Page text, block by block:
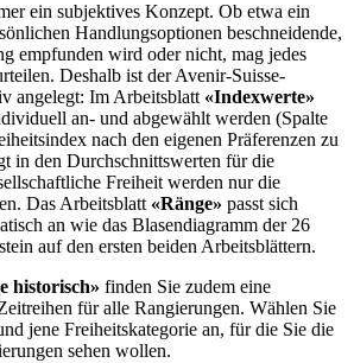
ein subjektives Konzept. Ob etwa ein
Handlungsoptionen beschneidende,
empfunden wird oder nicht, mag jedes
Deshalb ist der Avenir-Suisse-
angelegt: Im Arbeitsblatt «Indexwerte»
an- und abgewählt werden (Spalte
nach den eigenen Präferenzen zu
in den Durchschnittswerten für die
Freiheit werden nur die
Das Arbeitsblatt «Ränge» passt sich
an wie das Blasendiagramm der 26
auf den ersten beiden Arbeitsblättern.
historisch» finden Sie zudem eine
für alle Rangierungen. Wählen Sie
jene Freiheitskategorie an, für die Sie die
sehen wollen.